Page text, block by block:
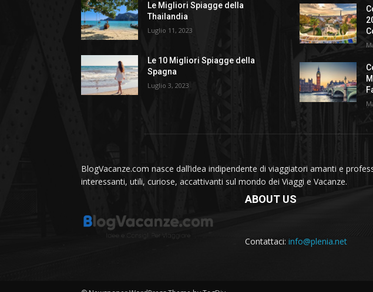
Le Migliori Spiagge della
Thailandia
Luglio 11, 2023
Le 10 Migliori Spiagge della
Spagna
Luglio 3, 2023
BlogVacanze.com nasce dall’idea indipendente di viaggiatori amanti e
interessanti, utili, curiose, accattivanti sul mondo dei Viaggi e Vacanze.
ABOUT US
Contattaci: info@plenia.net